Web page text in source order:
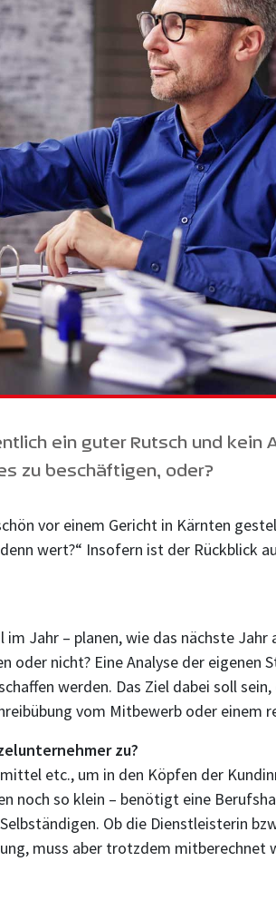
ein guter Rutsch und kein
zu beschäftigen, oder?
vor einem Gericht in Kärnten
wert?“ Insofern ist der Rückblick
Jahr – planen, wie das nächste Jahr
nicht? Eine Analyse der eigenen
werden. Das Ziel dabei soll
vom Mitbewerb oder einem
zu?
etc., um in den Köpfen der
noch so klein – benötigt eine
Ob die Dienstleisterin
muss aber trotzdem mitberechnet